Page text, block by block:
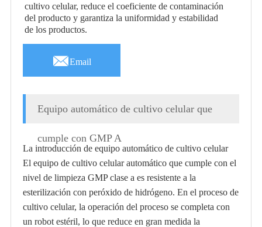
cultivo celular, reduce el coeficiente de contaminación
del producto y garantiza la uniformidad y estabilidad
de los productos.
Email
Equipo automático de cultivo celular que
cumple con GMP A
La introducción de equipo automático de cultivo celular
El equipo de cultivo celular automático que cumple con el
nivel de limpieza GMP clase a es resistente a la
esterilización con peróxido de hidrógeno. En el proceso de
cultivo celular, la operación del proceso se completa con
un robot estéril, lo que reduce en gran medida la